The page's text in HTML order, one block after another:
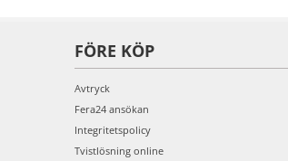
FÖRE KÖP
Avtryck
Fera24 ansökan
Integritetspolicy
Tvistlösning online